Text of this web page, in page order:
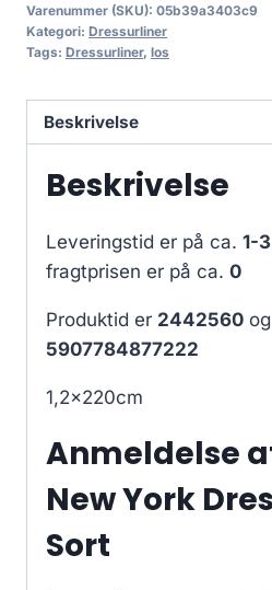
Varenummer (SKU): 05b39a3403c9
Kategori: Dressurliner
Tags: Dressurliner, los
Beskrivelse
Beskrivelse
Leveringstid er på ca. 1-
fragtprisen er på ca. 0
Produktid er 2442560
5907784877222
1,2x220cm
Anmeldelse
New York
Sort